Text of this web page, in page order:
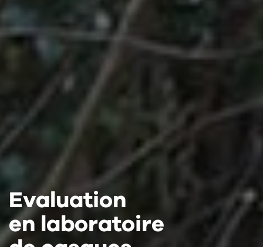
Evaluation
en laboratoire
Evaluation
en laboratoire
Evaluation
en laboratoire